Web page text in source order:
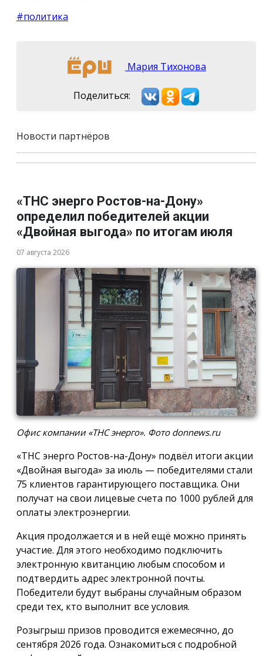
#политика
Мария Тихонова
Поделиться:
Новости партнёров
«ТНС энерго Ростов-на-Дону»
определил победителей акции
«Двойная выгода» по итогам июля
07 августа 2026
Офис компании «ТНС энерго». Фото donnews.ru
«ТНС энерго Ростов-на-Дону» подвёл итоги акции
«Двойная выгода» за июль — победителями стали
75 клиентов гарантирующего поставщика. Они
получат на свои лицевые счета по 1000 рублей для
оплаты электроэнергии.
Акция продолжается и в ней ещё можно принять
участие. Для этого необходимо подключить
электронную квитанцию любым способом и
подтвердить адрес электронной почты.
Победители будут выбраны случайным образом
среди тех, кто выполнит все условия.
Розыгрыш призов проводится ежемесячно, до
сентября 2026 года. Ознакомиться с подробной